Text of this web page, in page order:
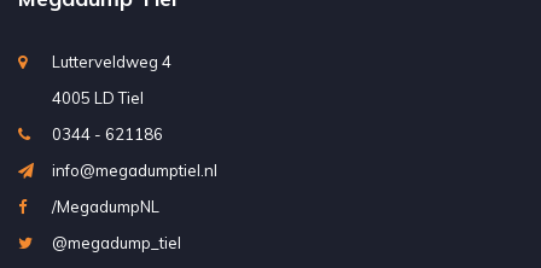
Lutterveldweg 4
4005 LD Tiel
0344 - 621186
info@megadumptiel.nl
/MegadumpNL
@megadump_tiel